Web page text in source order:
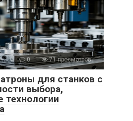
0 71 просмотров
для станков с
выбора,
технологии